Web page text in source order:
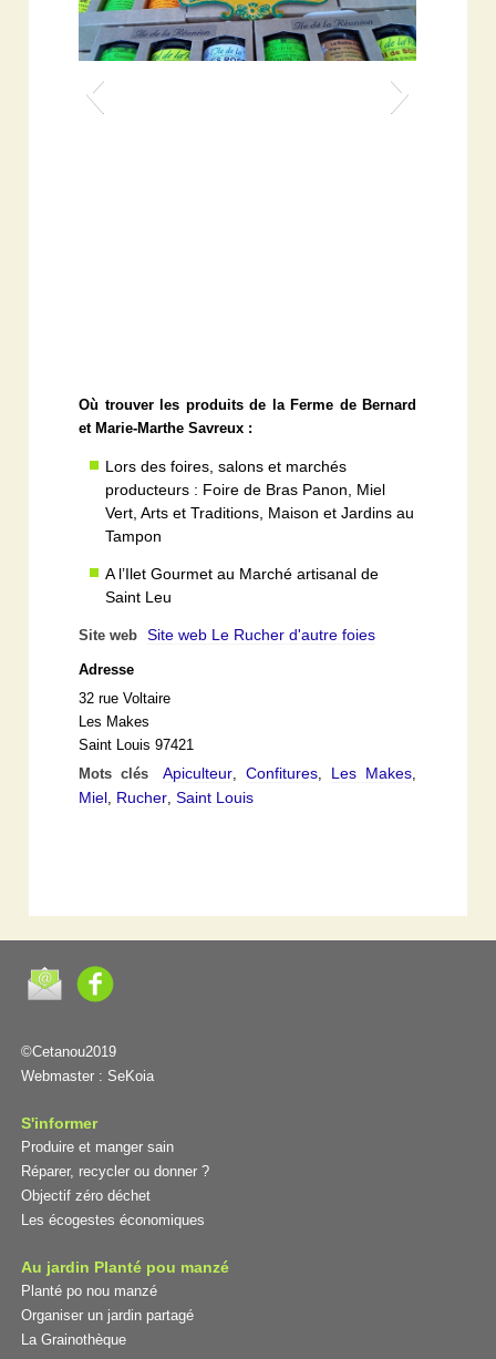
Où trouver les produits de la Ferme de Bernard
et Marie-Marthe Savreux :
Lors des foires, salons et marchés
producteurs : Foire de Bras Panon, Miel
Vert, Arts et Traditions, Maison et Jardins au
Tampon
A l’Ilet Gourmet au Marché artisanal de
Saint Leu
Site web Site web Le Rucher d'autre foies
Adresse
32 rue Voltaire
Les Makes
Saint Louis 97421
Mots clés
Apiculteur ,Confitures Les Makes
Miel Rucher ,Saint Louis
©Cetanou2019
Webmaster : SeKoia
S'informer
Produire et manger sain
Réparer, recycler ou donner ?
Objectif zéro déchet
Les écogestes économiques
Au jardin Planté pou manzé
Planté po nou manzé
Organiser un jardin partagé
La Grainothèque